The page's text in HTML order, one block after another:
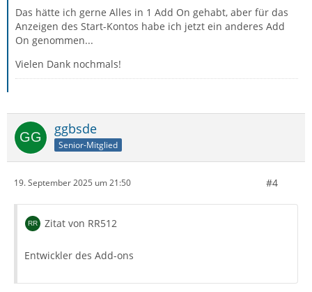
Das hätte ich gerne Alles in 1 Add On gehabt, aber für das
Anzeigen des Start-Kontos habe ich jetzt ein anderes Add
On genommen...
Vielen Dank nochmals!
ggbsde
Senior-Mitglied
19. September 2025 um 21:50 #4
Zitat von RR512
Entwickler des Add-ons